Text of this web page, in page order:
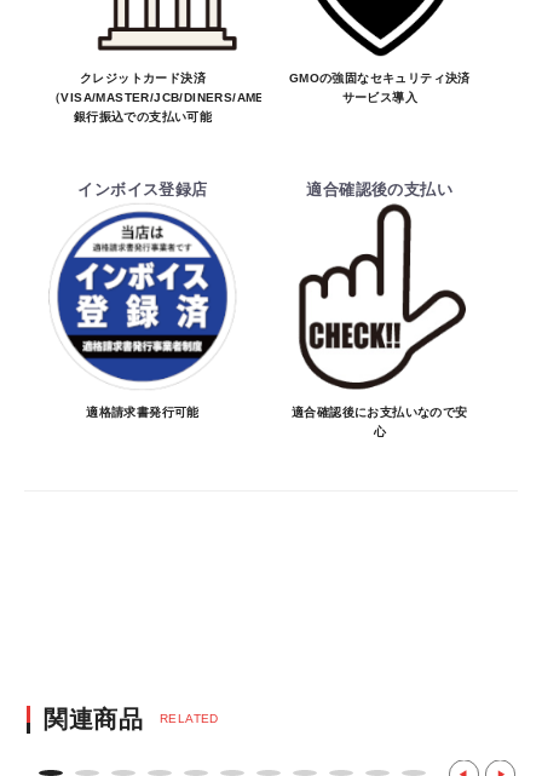
※商品はメーカー品のため予告無く価格が
変わる場合があります。
※商品は予告無く生産及び販売不可となる
場合があります。
でお受けしておりません。
納期を知りたい場合は、一旦ご注文のお手
続きをお願い致します。
決済について
・ご注文後にメーカー確認を行い、商品が愛
車に合うことを確認してから決済となりま
決済後の正式注文後のキャンセルや変更につい
て
クレジットカード決済
（VISA/MASTER/JCB/DINERS/AMEX）、
銀行振込での支払い可能
GMOの強固なセキュリティ決済
サービス導入
インボイス登録店
適格請求書発行可能
適合確認後の支払い
適合確認後にお支払いなので安
心
関連商品 RELATED